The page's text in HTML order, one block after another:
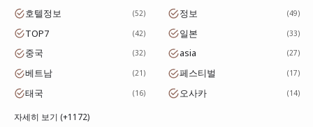
호텔정보 52 정보 49
TOP7 42 일본 33
중국 32 asia 27
베트남 21 페스티벌 17
태국 16 오사카 14
자세히 보기 (+1172)